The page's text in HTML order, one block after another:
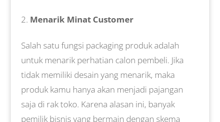
Menarik Minat Customer
Salah satu fungsi packaging produk adalah
untuk menarik perhatian calon pembeli. Jika
tidak memiliki desain yang menarik, maka
produk kamu hanya akan menjadi pajangan
saja di rak toko. Karena alasan ini, banyak
pemilik bisnis yang bermain dengan skema